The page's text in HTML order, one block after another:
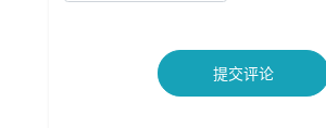
提交评论